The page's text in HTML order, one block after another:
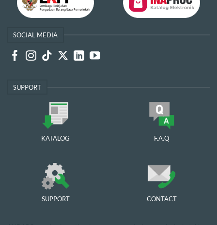
SOCIAL MEDIA
SUPPORT
KATALOG F.A.Q
SUPPORT CONTACT